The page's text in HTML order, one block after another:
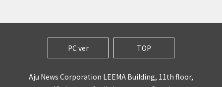
PC ver TOP
Aju News Corporation LEEMA Building, 11th floor,